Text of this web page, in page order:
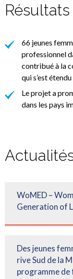
Résultats
66 jeunes
professionnel
contribué à la
qui s’est étendu
Le projet a
dans les pays
WoMED –
Generation of
Des jeunes
rive Sud de la
programme de